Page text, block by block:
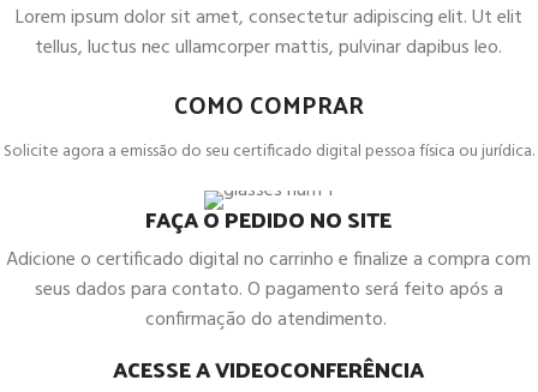
Lorem ipsum dolor sit amet, consectetur adipiscing elit. Ut elit
tellus, luctus nec ullamcorper mattis, pulvinar dapibus leo.
COMO COMPRAR
Solicite agora a emissão do seu certificado digital pessoa física ou jurídica.
FAÇA O PEDIDO NO SITE
Adicione o certificado digital no carrinho e finalize a compra com
seus dados para contato. O pagamento será feito após a
confirmação do atendimento.
ACESSE A VIDEOCONFERÊNCIA